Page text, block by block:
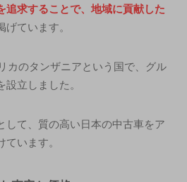
追求することで、地域に貢献した
げています。
カのタンザニアという国で、グル
立しました。
て、 質の高い日本の中古車をア
ています。